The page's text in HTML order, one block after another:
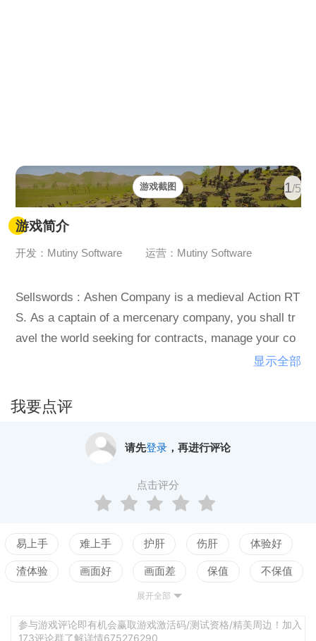
1/5
游戏截图
游戏简介
开发：Mutiny Software 运营：Mutiny Software
Sellswords : Ashen Company is a medieval Action RT
S. As a captain of a mercenary company, you shall tr
avel the world seeking for contracts, manage your co
mpany, and take part in massive battles. All of this in
Person Melee Combat.
显示全部
我要点评
请先登录，再进行评论
点击评分
易上手 难上手 护肝 伤肝 体验好
渣体验 画面好 画面差 保值 不保值
测试
养成繁琐 激情 乏味 强社交 弱社交
展开全部
参与游戏评论即有机会赢取游戏激活码/测试资格/精美周边！加入
173评论群了解详情675276290